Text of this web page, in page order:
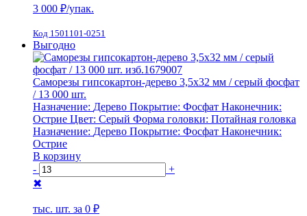
3 000 ₽/упак.
Код 1501101-0251
Выгодно
Саморезы гипсокартон-дерево 3,5х32 мм / серый фосфат
/ 13 000 шт.
Назначение: Дерево Покрытие: Фосфат Наконечник:
Острие Цвет: Серый Форма головки: Потайная головка
Назначение: Дерево Покрытие: Фосфат Наконечник:
Острие
В корзину
-
+
✖
тыс. шт. за 0 ₽